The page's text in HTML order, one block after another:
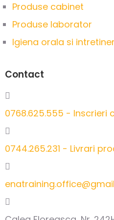
Produse cabinet
Produse laborator
Igiena orala si
Contact
0768.625.555 - Inscrieri
0744.265.231 - Livrari